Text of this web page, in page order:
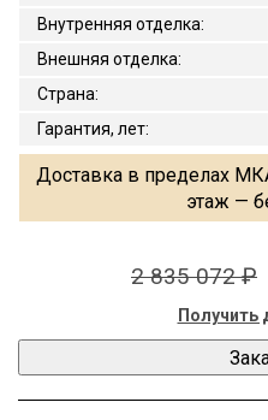
Внутренняя отделка:
Внешняя отделка:
Страна:
Гарантия, лет:
Доставка в пределах
этаж —
2 835 072 ₽
Получить